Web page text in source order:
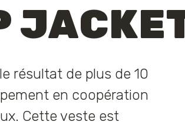
résultat de plus de 10
en coopération
Cette veste est